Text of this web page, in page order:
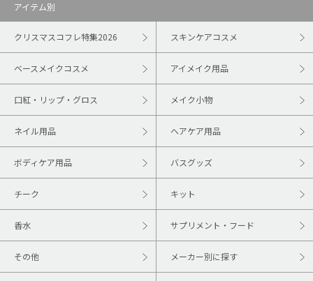
アイテム別
クリスマスコフレ特集2026 スキンケアコスメ
ベースメイクコスメ アイメイク用品
口紅・リップ・グロス メイク小物
ネイル用品 ヘアケア用品
ボディケア用品 バスグッズ
チーク キット
香水 サプリメント・フード
その他 メーカー別に探す